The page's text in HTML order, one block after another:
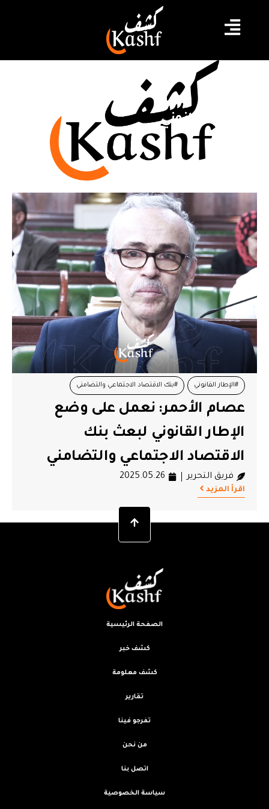
الإطار القانوني
#الإطار القانوني #بنك الاقتصاد الاجتماعي والتضامني
#عصام الأحمر
عصام الأحمر: نعمل على وضع
الإطار القانوني لبعث بنك
الاقتصاد الاجتماعي والتضامني
فريق التحرير 2025.05.26
اقرأ المزيد
الصفحة الرئيسية
كشف خبر
كشف معلومة
تقارير
تفرجو فينا
من نحن
اتصل بنا
سياسة الخصوصية